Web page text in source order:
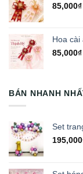
85,000₫
Hoa cài
85,000₫
BÁN NHANH
Set
195,000